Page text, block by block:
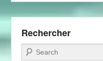
Rechercher
Recherche